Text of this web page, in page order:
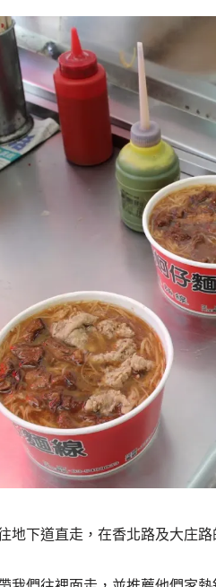
地下道直走，在香北路及大庄